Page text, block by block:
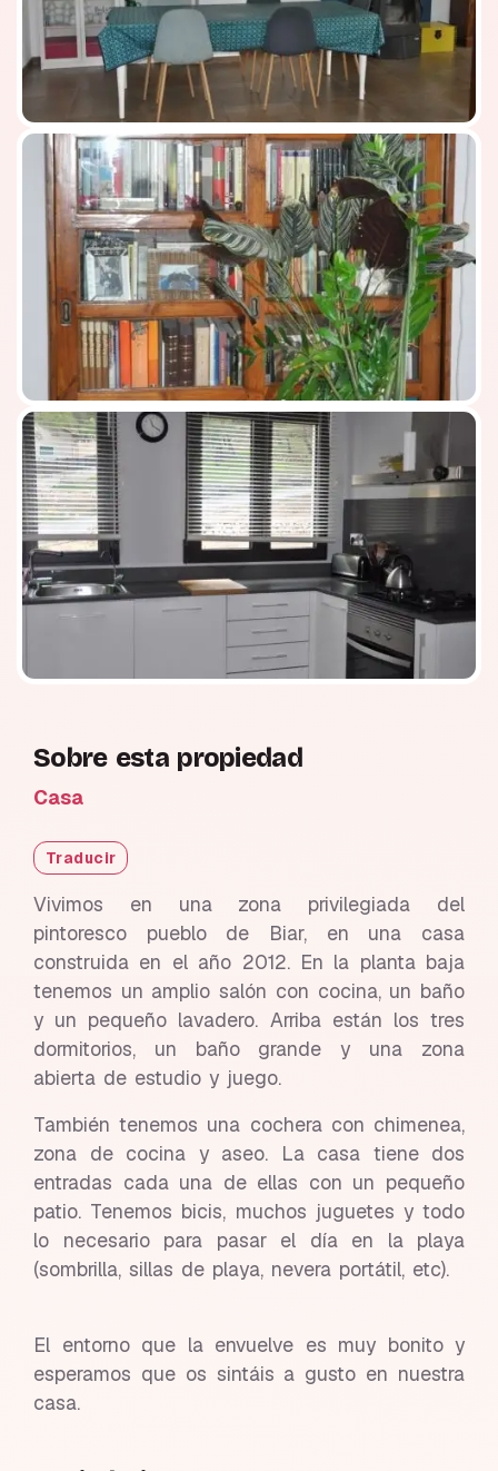
Sobre esta propiedad
Casa
Traducir
Vivimos en una zona privilegiada del
pintoresco pueblo de Biar, en una casa
construida en el año 2012. En la planta baja
tenemos un amplio salón con cocina, un baño
y un pequeño lavadero. Arriba están los tres
dormitorios, un baño grande y una zona
abierta de estudio y juego.
También tenemos una cochera con chimenea,
zona de cocina y aseo. La casa tiene dos
entradas cada una de ellas con un pequeño
patio. Tenemos bicis, muchos juguetes y todo
lo necesario para pasar el día en la playa
(sombrilla, sillas de playa, nevera portátil, etc).
El entorno que la envuelve es muy bonito y
esperamos que os sintáis a gusto en nuestra
casa.